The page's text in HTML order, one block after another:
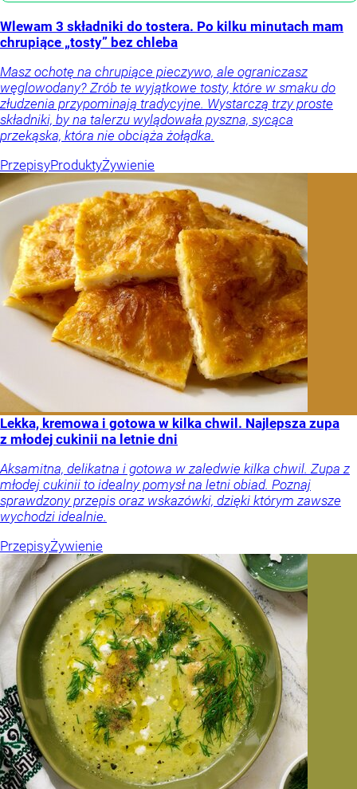
Wlewam 3 składniki do tostera. Po kilku minutach mam
chrupiące „tosty” bez chleba
Masz ochotę na chrupiące pieczywo, ale ograniczasz
węglowodany? Zrób te wyjątkowe tosty, które w smaku do
złudzenia przypominają tradycyjne. Wystarczą trzy proste
składniki, by na talerzu wylądowała pyszna, sycąca
przekąska, która nie obciąża żołądka.
PrzepisyProduktyŻywienie
Lekka, kremowa i gotowa w kilka chwil. Najlepsza zupa
z młodej cukinii na letnie dni
Aksamitna, delikatna i gotowa w zaledwie kilka chwil. Zupa z
młodej cukinii to idealny pomysł na letni obiad. Poznaj
sprawdzony przepis oraz wskazówki, dzięki którym zawsze
wychodzi idealnie.
PrzepisyŻywienie